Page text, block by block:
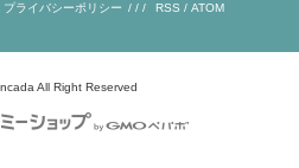
プライバシーポリシー / / / RSS / ATOM
All Right Reserved